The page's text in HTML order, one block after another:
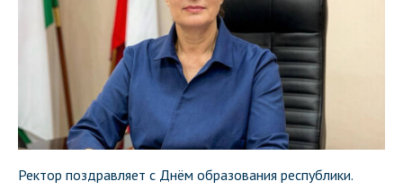
Ректор поздравляет с Днём образования республики.